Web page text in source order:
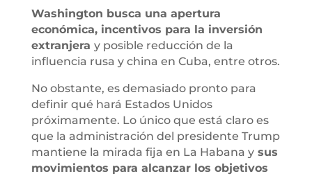
Washington busca una apertura
económica, incentivos para la inversión
extranjera y posible reducción de la
influencia rusa y china en Cuba, entre otros.
No obstante, es demasiado pronto para
definir qué hará Estados Unidos
próximamente. Lo único que está claro es
que la administración del presidente Trump
mantiene la mirada fija en La Habana ysus
movimientos para alcanzar los objetivos